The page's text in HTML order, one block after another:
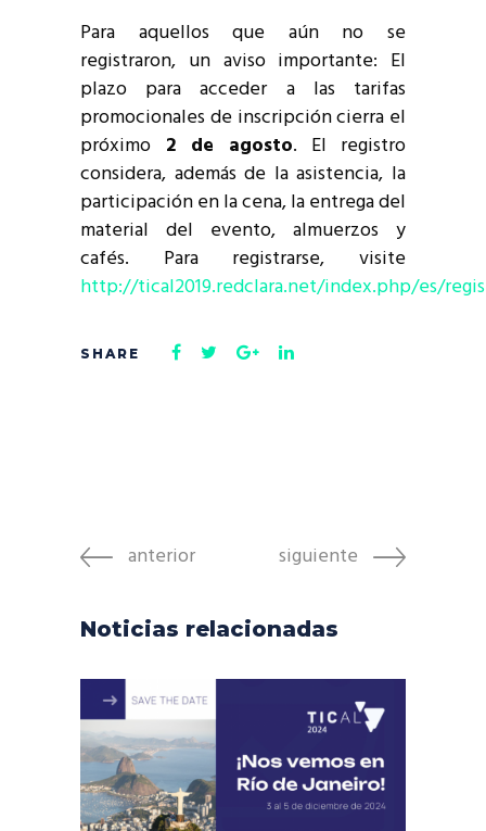
Para aquellos que aún no se
registraron, un aviso importante: El
plazo para acceder a las tarifas
promocionales de inscripción cierra el
próximo 2 de agosto. El registro
considera, además de la asistencia, la
participación en la cena, la entrega del
material del evento, almuerzos y
cafés. Para registrarse, visite
http://tical2019.redclara.net/index.php/es/
anterior siguiente
Noticias relacionadas